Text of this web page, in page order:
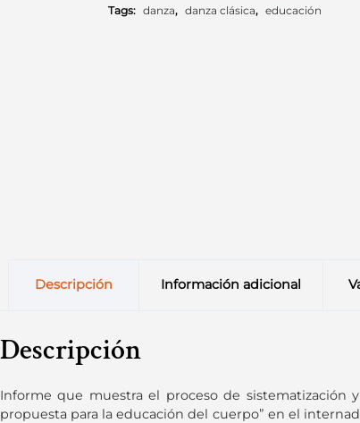
Tags: danza, danza clásica, educación
Descripción Información adicional
Descripción
Informe que muestra el proceso de sistematización
propuesta para la educación del cuerpo” en el